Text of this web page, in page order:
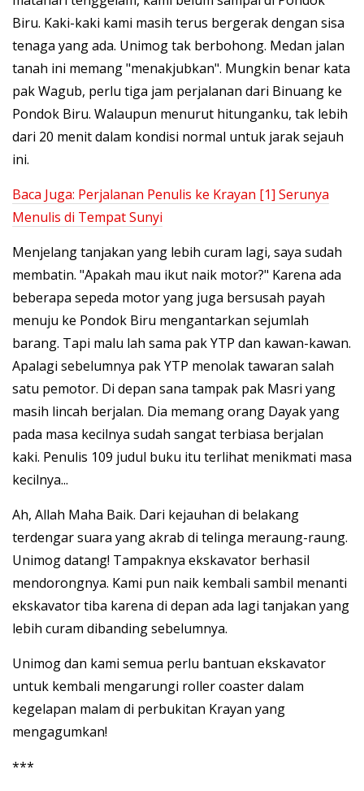
Biru. Kaki-kaki kami masih terus bergerak dengan sisa
tenaga yang ada. Unimog tak berbohong. Medan jalan
tanah ini memang "menakjubkan". Mungkin benar kata
pak Wagub, perlu tiga jam perjalanan dari Binuang ke
Pondok Biru. Walaupun menurut hitunganku, tak lebih
dari 20 menit dalam kondisi normal untuk jarak sejauh
ini.
Baca Juga: Perjalanan Penulis ke Krayan [1] Serunya
Menulis di Tempat Sunyi
Menjelang tanjakan yang lebih curam lagi, saya sudah
membatin. "Apakah mau ikut naik motor?" Karena ada
beberapa sepeda motor yang juga bersusah payah
menuju ke Pondok Biru mengantarkan sejumlah
barang. Tapi malu lah sama pak YTP dan kawan-kawan.
Apalagi sebelumnya pak YTP menolak tawaran salah
satu pemotor. Di depan sana tampak pak Masri yang
masih lincah berjalan. Dia memang orang Dayak yang
pada masa kecilnya sudah sangat terbiasa berjalan
kaki. Penulis 109 judul buku itu terlihat menikmati masa
kecilnya...
Ah, Allah Maha Baik. Dari kejauhan di belakang
terdengar suara yang akrab di telinga meraung-raung.
Unimog datang! Tampaknya ekskavator berhasil
mendorongnya. Kami pun naik kembali sambil menanti
ekskavator tiba karena di depan ada lagi tanjakan yang
lebih curam dibanding sebelumnya.
Unimog dan kami semua perlu bantuan ekskavator
untuk kembali mengarungi roller coaster dalam
kegelapan malam di perbukitan Krayan yang
mengagumkan!
***